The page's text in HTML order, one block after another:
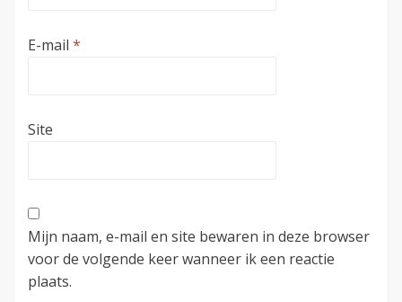
E-mail *
Site
Mijn naam, e-mail en site bewaren in deze browser
voor de volgende keer wanneer ik een reactie
plaats.